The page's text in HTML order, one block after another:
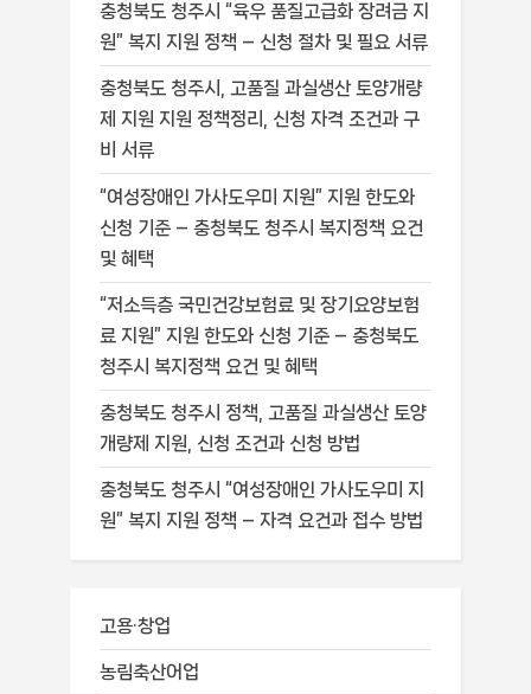
충청북도 청주시 “육우 품질고급화 장려금 지
원” 복지 지원 정책 – 신청 절차 및 필요 서류
충청북도 청주시, 고품질 과실생산 토양개량
제 지원 지원 정책정리, 신청 자격 조건과 구
비 서류
“여성장애인 가사도우미 지원” 지원 한도와
신청 기준 – 충청북도 청주시 복지정책 요건
및 혜택
“저소득층 국민건강보험료 및 장기요양보험
료 지원” 지원 한도와 신청 기준 – 충청북도
청주시 복지정책 요건 및 혜택
충청북도 청주시 정책, 고품질 과실생산 토양
개량제 지원, 신청 조건과 신청 방법
충청북도 청주시 “여성장애인 가사도우미 지
원” 복지 지원 정책 – 자격 요건과 접수 방법
고용·창업
농림축산어업